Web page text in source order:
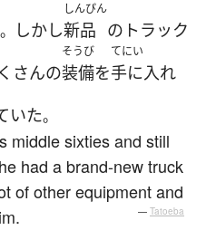
。 しかし
しんぴん
新品 の トラック
さんの
そうび
装備を
てにい
手に入れ
いた。
middle sixties and still
had a brand-new truck
of other equipment and
— Tatoeba